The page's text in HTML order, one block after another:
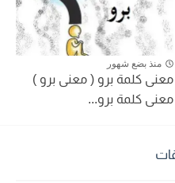
منذ بضع شهور
معنى كلمة برو ( معنى برو )
معنى كلمة برو...